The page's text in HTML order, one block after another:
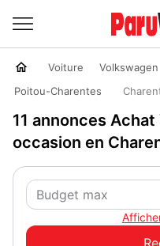
Voiture Volkswagen
Poitou-Charentes
11 annonces
occasion en